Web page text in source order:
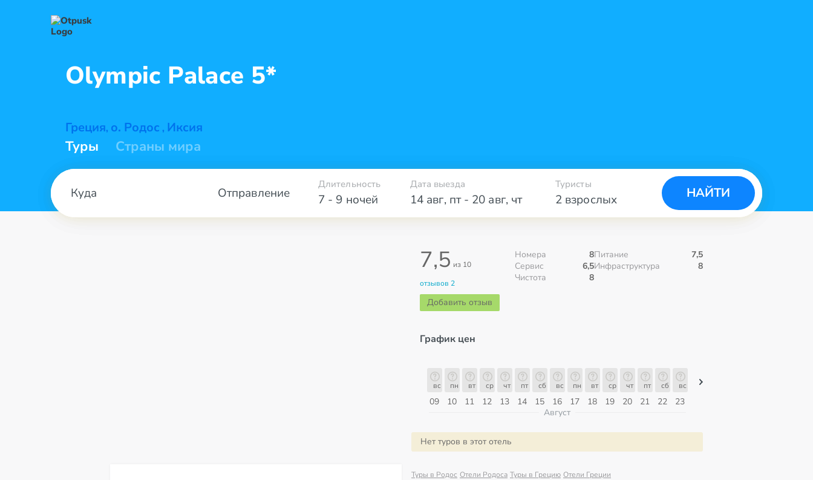
Olympic Palace 5*
Греция, о. Родос , Иксия
Туры Страны мира
Отправление 7 - 9 ночей
Длительность Дата выезда
14 авг, пт- 20 авг, чт 2 взрослых
Туристы
НАЙТИ
7,5 из 10
отзывов 2
Добавить отзыв
Номера
8
Сервис
6,5
Чистота
8
Питание
7,5
Инфраструктура
8
График цен
09
вс
10
пн
11
вт
12
ср
13
чт
14
пт
15
сб
16
вс
17
пн
18
вт
19
ср
20
чт
21
пт
22
сб
23
вс
Август
Нет туров в этот отель
Туры в Родос Отели Родоса Туры в Грецию Отели Греции